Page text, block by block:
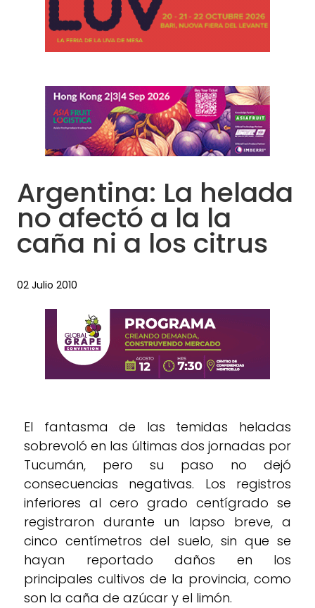
Argentina: La helada
no afectó a la la
caña ni a los citrus
02 Julio 2010
El fantasma de las temidas heladas
sobrevoló en las últimas dos jornadas por
Tucumán, pero su paso no dejó
consecuencias negativas. Los registros
inferiores al cero grado centígrado se
registraron durante un lapso breve, a
cinco centímetros del suelo, sin que se
hayan reportado daños en los
principales cultivos de la provincia, como
son la caña de azúcar y el limón.